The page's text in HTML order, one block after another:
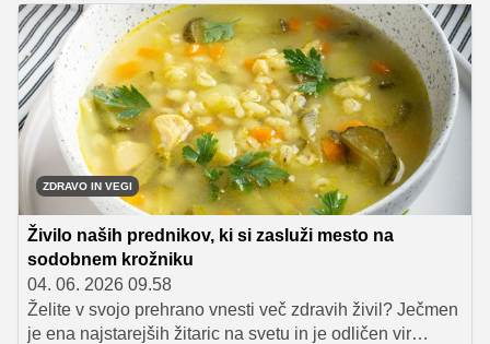
zdrav obrok, ki vas bo prijetno nasitil.
ZDRAVO IN VEGI
Živilo naših prednikov, ki si zasluži mesto na
sodobnem krožniku
04. 06. 2026 09.58
Želite v svojo prehrano vnesti več zdravih živil? Ječmen
je ena najstarejših žitaric na svetu in je odličen vir